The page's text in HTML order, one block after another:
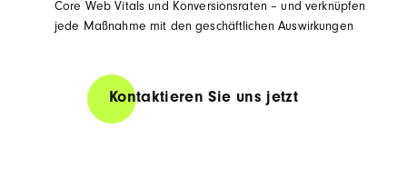
Kontaktieren Sie uns jetzt
Core Web Vitals und Konversionsraten – und verknüpfen
jede Maßnahme mit den geschäftlichen Auswirkungen